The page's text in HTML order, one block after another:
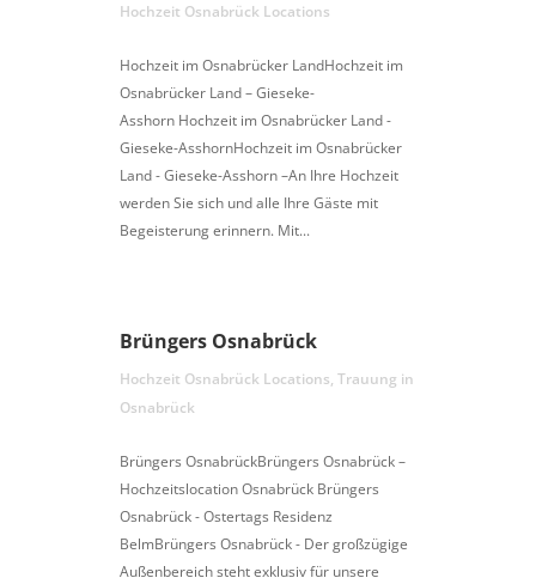
Hochzeit Osnabrück Locations
Hochzeit im Osnabrücker LandHochzeit im
Osnabrücker Land – Gieseke-
Asshorn Hochzeit im Osnabrücker Land -
Gieseke-AsshornHochzeit im Osnabrücker
Land - Gieseke-Asshorn –An Ihre Hochzeit
werden Sie sich und alle Ihre Gäste mit
Begeisterung erinnern. Mit...
Brüngers Osnabrück
Hochzeit Osnabrück Locations, Trauung in
Osnabrück
Brüngers OsnabrückBrüngers Osnabrück –
Hochzeitslocation Osnabrück Brüngers
Osnabrück - Ostertags Residenz
BelmBrüngers Osnabrück - Der großzügige
Außenbereich steht exklusiv für unsere